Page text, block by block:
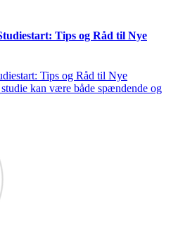
Tips og Råd til Nye
Tips og Råd til Nye
kan være både spændende og